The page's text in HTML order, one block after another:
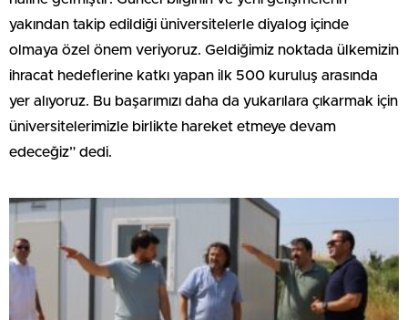
yakından takip edildiği üniversitelerle diyalog içinde
olmaya özel önem veriyoruz. Geldiğimiz noktada ülkemizin
ihracat hedeflerine katkı yapan ilk 500 kuruluş arasında
yer alıyoruz. Bu başarımızı daha da yukarılara çıkarmak için
üniversitelerimizle birlikte hareket etmeye devam
edeceğiz” dedi.